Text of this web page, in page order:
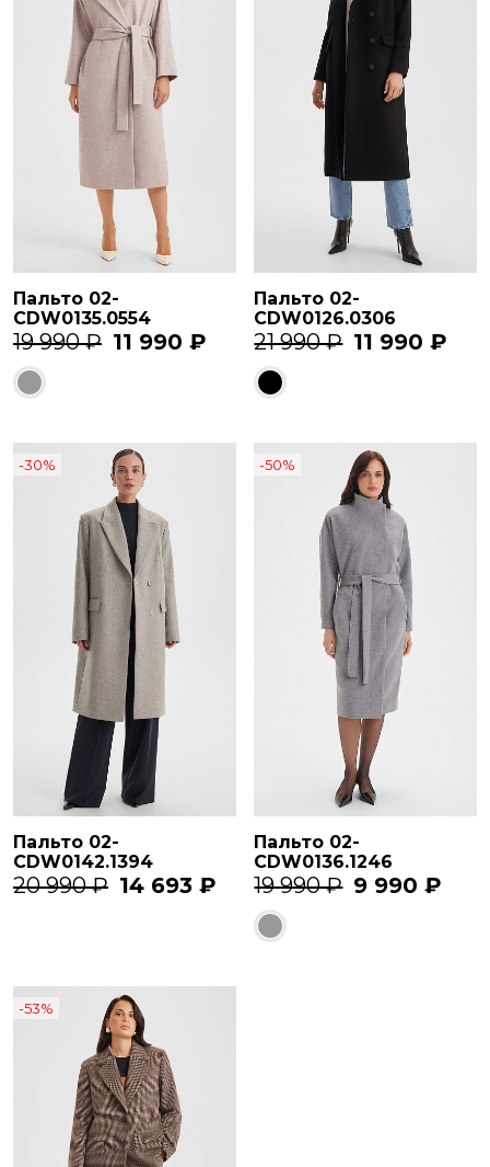
Пальто 02-
CDW0135.0554
19 990 ₽ 11 990 ₽
Пальто 02-
CDW0126.0306
21 990 ₽ 11 990 ₽
-30%
Пальто 02-
CDW0142.1394
20 990 ₽ 14 693 ₽
-50%
Пальто 02-
CDW0136.1246
19 990 ₽ 9 990 ₽
-53%